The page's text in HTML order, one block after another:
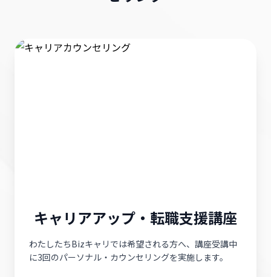
キャリアアップ・転職支援講座
わたしたちBizキャリでは希望される方へ、講座受講中
に3回のパーソナル・カウンセリングを実施します。